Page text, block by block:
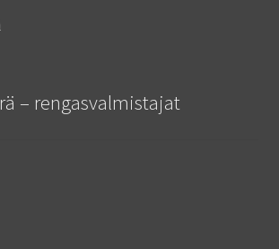
– rengasvalmistajat